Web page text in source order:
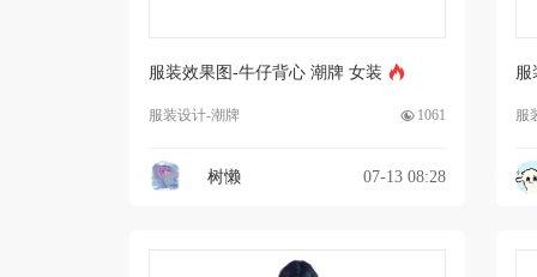
服装效果图-牛仔背心 潮牌 女装
服装设计-潮牌 1061
树懒 07-13 08:28
服
服